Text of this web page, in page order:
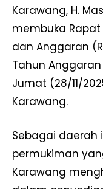
Karawang, H.
membuka Rapat
dan Anggaran
Tahun
Jumat (28/11/
Karawang.
Sebagai daerah
permukiman
Karawang